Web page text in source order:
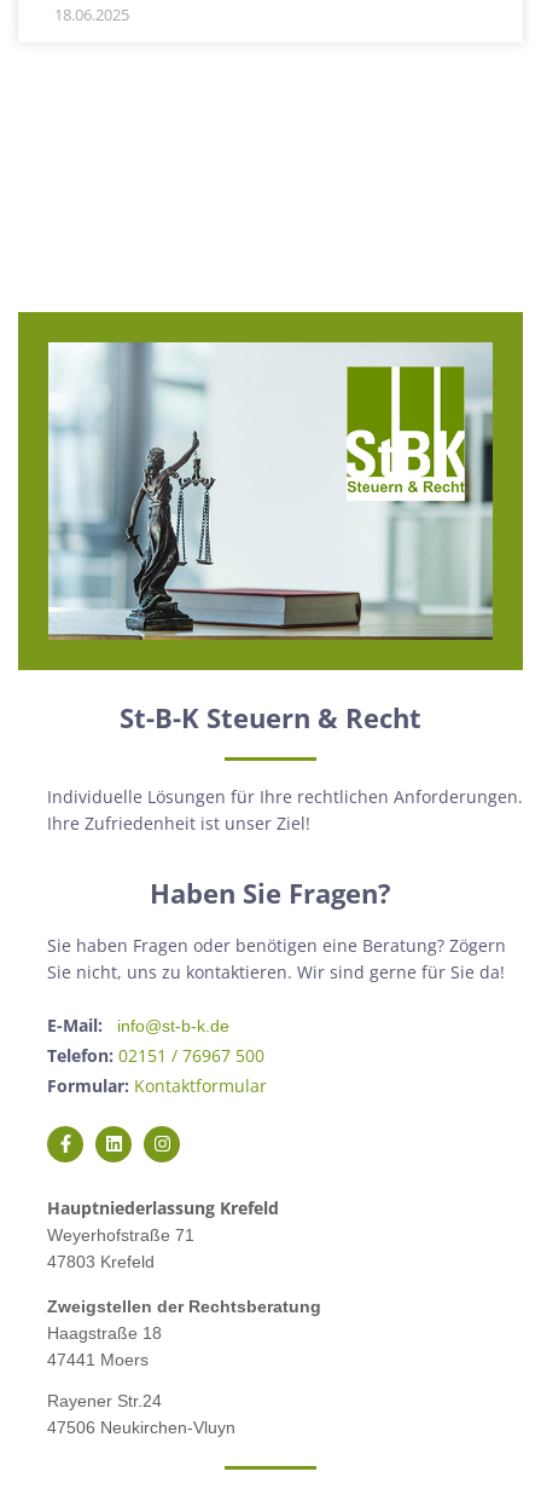
18.06.2025
St-B-K Steuern & Recht
Individuelle Lösungen für Ihre rechtlichen Anforderungen.
Ihre Zufriedenheit ist unser Ziel!
Haben Sie Fragen?
Sie haben Fragen oder benötigen eine Beratung? Zögern
Sie nicht, uns zu kontaktieren. Wir sind gerne für Sie da!
E-Mail: info@st-b-k.de
Telefon: 02151 / 76967 500
Formular: Kontaktformular
Hauptniederlassung Krefeld
Weyerhofstraße 71
47803 Krefeld
Zweigstellen der Rechtsberatung
Haagstraße 18
47441 Moers
Rayener Str.24
47506 Neukirchen-Vluyn